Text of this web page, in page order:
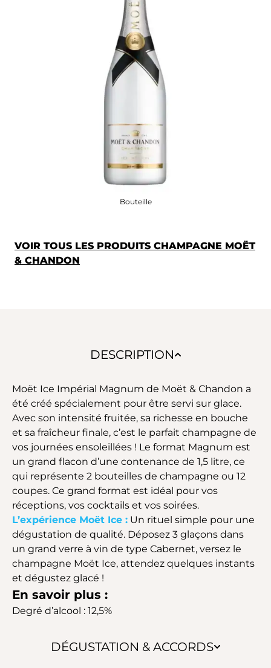
Bouteille
VOIR TOUS LES PRODUITS CHAMPAGNE MOËT
& CHANDON
DESCRIPTION
DÉGUSTATION & ACCORDS
Moët Ice Impérial Magnum de Moët & Chandon a
été créé spécialement pour être servi sur glace.
Avec son intensité fruitée, sa richesse en bouche
et sa fraîcheur finale, c’est le parfait champagne de
vos journées ensoleillées ! Le format Magnum est
un grand flacon d’une contenance de 1,5 litre, ce
qui représente 2 bouteilles de champagne ou 12
coupes. Ce grand format est idéal pour vos
réceptions, vos cocktails et vos soirées.
L’expérience Moët Ice : Un rituel simple pour une
dégustation de qualité. Déposez 3 glaçons dans
un grand verre à vin de type Cabernet, versez le
champagne Moët Ice, attendez quelques instants
et dégustez glacé !
En savoir plus :
Degré d’alcool : 12,5%